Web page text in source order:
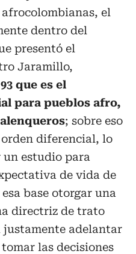
el
dentro del
presentó el
Jaramillo,
que es el
para pueblos afro,
; sobre eso
diferencial, lo
un estudio para
de vida de
base otorgar una
directriz de trato
adelantar
las decisiones